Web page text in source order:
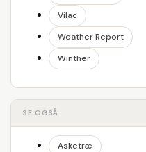
Vilac
Weather Report
Winther
SE OGSÅ
Asketræ